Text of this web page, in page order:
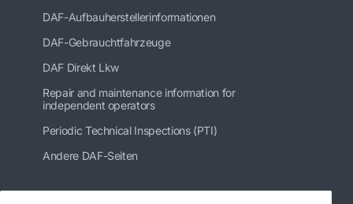
DAF-Aufbauherstellerinformationen
DAF-Gebrauchtfahrzeuge
DAF Direkt Lkw
Repair and maintenance information for
independent operators
Periodic Technical Inspections (PTI)
Andere DAF-Seiten